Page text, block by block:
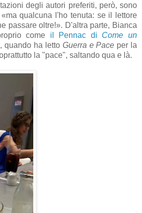
degli autori preferiti, però, sono
qualcuna l'ho tenuta: se il lettore
passare oltre!». D'altra parte, Bianca
come il Pennac di Come un
quando ha letto Guerra e Pace per la
la "pace", saltando qua e là.